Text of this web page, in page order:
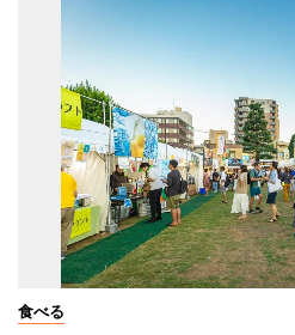
食べる